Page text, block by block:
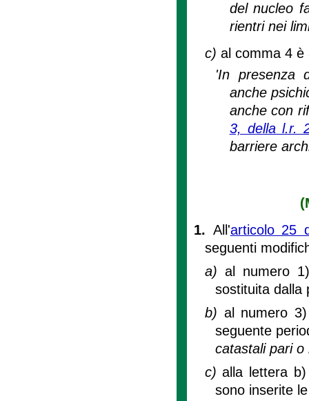
del nucleo
rientri nei
c) al comma 4 è
'In presenza
anche
anche con
3, della l.r.
barriere
1. All'articolo 25
seguenti
a) al numero
sostituita dalla
b) al numero
seguente
catastali pari o
c)alla lettera
sono inserite